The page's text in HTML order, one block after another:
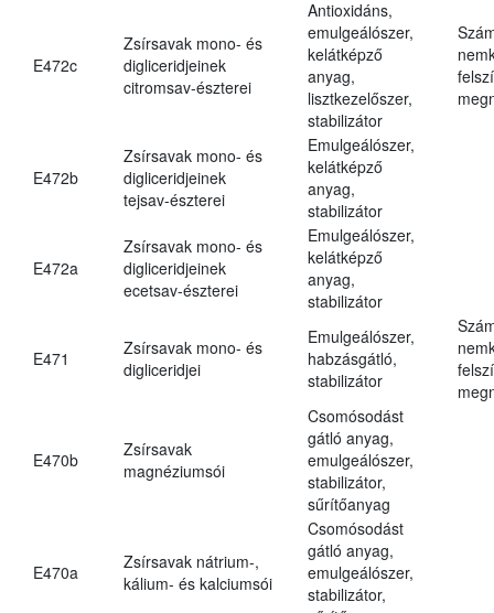
E472c
Zsírsavak mono- és
digliceridjeinek
citromsav-észterei
Antioxidáns,
emulgeálószer,
kelátképző
anyag,
lisztkezelőszer,
stabilizátor
E472b
Zsírsavak mono- és
digliceridjeinek
tejsav-észterei
Emulgeálószer,
kelátképző
anyag,
stabilizátor
E472a
Zsírsavak mono- és
digliceridjeinek
ecetsav-észterei
Emulgeálószer,
kelátképző
anyag,
stabilizátor
E471
Zsírsavak mono- és
digliceridjei
Emulgeálószer,
habzásgátló,
stabilizátor
E470b
Zsírsavak
magnéziumsói
Csomósodást
gátló anyag,
emulgeálószer,
stabilizátor,
sűrítőanyag
E470a
Zsírsavak nátrium-,
kálium- és kalciumsói
Csomósodást
gátló anyag,
emulgeálószer,
stabilizátor,